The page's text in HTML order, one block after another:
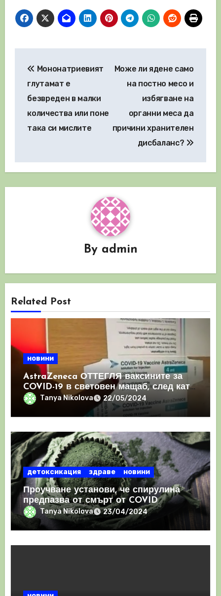
Мононатриевият
глутамат е
безвреден в малки
количества или поне
така си мислите
Може ли ядене само
на постно месо и
избягване на
органни меса да
причини хранителен
дисбаланс?
By admin
Related Post
новини
AstraZeneca ОТТЕГЛЯ ваксините за
COVID-19 в световен мащаб, след като
призна, че те причиняват КРЪВНИ
съсиреци
Tanya Nikolova 22/05/2024
детоксикация здраве новини
Проучване установи, че спирулина
предпазва от смърт от COVID
Tanya Nikolova 23/04/2024